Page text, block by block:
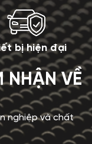
bị hiện đại
NHẬN VỀ
nghiệp và chất